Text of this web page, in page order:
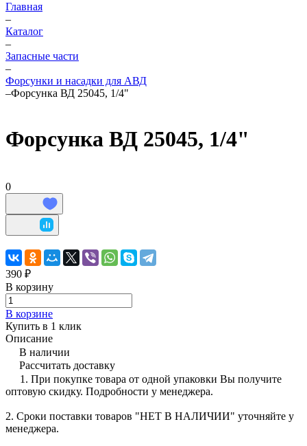
Главная
–
Каталог
–
Запасные части
–
Форсунки и насадки для АВД
–Форсунка ВД 25045, 1/4"
Форсунка ВД 25045, 1/4"
0
390 ₽
В корзину
В корзине
Купить в 1 клик
Описание
В наличии
Рассчитать доставку
1. При покупке товара от одной упаковки Вы получите
оптовую скидку. Подробности у менеджера.
2. Сроки поставки товаров "НЕТ В НАЛИЧИИ" уточняйте у
менеджера.